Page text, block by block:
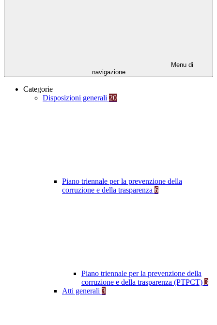
Menu di
navigazione
Categorie
Disposizioni generali 20
Piano triennale per la prevenzione della
corruzione e della trasparenza 6
Piano triennale per la prevenzione della
corruzione e della trasparenza (PTPCT) 3
Atti generali 3